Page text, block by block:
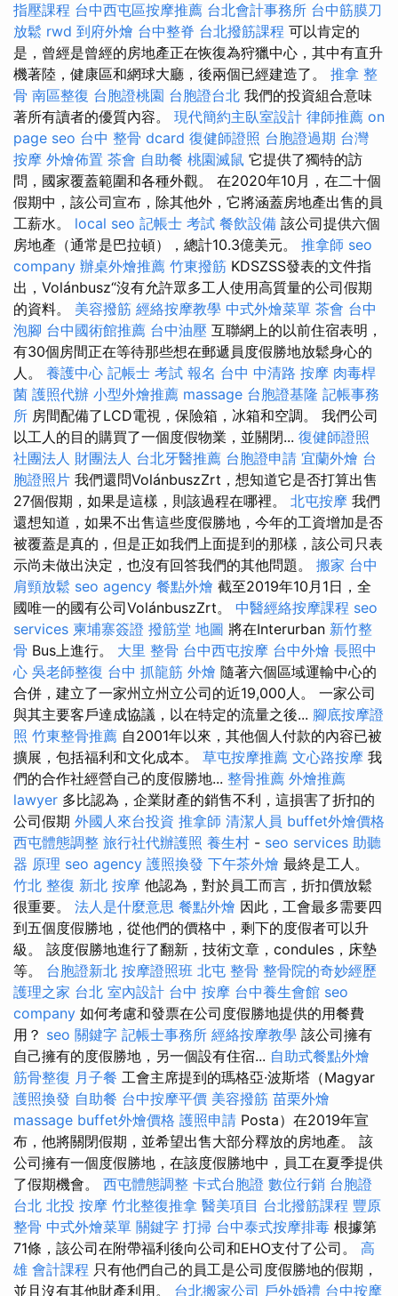
指壓課程 台中西屯區按摩推薦 台北會計事務所 台中筋膜刀
放鬆 rwd 到府外燴 台中整脊 台北撥筋課程 可以肯定的
是，曾經是曾經的房地產正在恢復為狩獵中心，其中有直升
機著陸，健康區和網球大廳，後兩個已經建造了。 推拿 整
骨 南區整復 台胞證桃園 台胞證台北 我們的投資組合意味
著所有讀者的優質內容。 現代簡約主臥室設計 律師推薦 on
page seo 台中 整骨 dcard 復健師證照 台胞證過期 台灣
按摩 外燴佈置 茶會 自助餐 桃園滅鼠 它提供了獨特的訪
問，國家覆蓋範圍和各種外觀。 在2020年10月，在二十個
假期中，該公司宣布，除其他外，它將涵蓋房地產出售的員
工薪水。 local seo 記帳士 考試 餐飲設備 該公司提供六個
房地產（通常是巴拉頓），總計10.3億美元。 推拿師 seo
company 辦桌外燴推薦 竹東撥筋 KDSZSS發表的文件指
出，Volánbusz“沒有允許眾多工人使用高質量的公司假期
的資料。 美容撥筋 經絡按摩教學 中式外燴菜單 茶會 台中
泡腳 台中國術館推薦 台中油壓 互聯網上的以前住宿表明，
有30個房間正在等待那些想在郵遞員度假勝地放鬆身心的
人。 養護中心 記帳士 考試 報名 台中 中清路 按摩 肉毒桿
菌 護照代辦 小型外燴推薦 massage 台胞證基隆 記帳事務
所 房間配備了LCD電視，保險箱，冰箱和空調。 我們公司
以工人的目的購買了一個度假物業，並關閉... 復健師證照
社團法人 財團法人 台北牙醫推薦 台胞證申請 宜蘭外燴 台
胞證照片 我們還問VolánbuszZrt，想知道它是否打算出售
27個假期，如果是這樣，則該過程在哪裡。 北屯按摩 我們
還想知道，如果不出售這些度假勝地，今年的工資增加是否
被覆蓋是真的，但是正如我們上面提到的那樣，該公司只表
示尚未做出決定，也沒有回答我們的其他問題。 搬家 台中
肩頸放鬆 seo agency 餐點外燴 截至2019年10月1日，全
國唯一的國有公司VolánbuszZrt。 中醫經絡按摩課程 seo
services 柬埔寨簽證 撥筋堂 地圖 將在Interurban 新竹整
骨 Bus上進行。 大里 整骨 台中西屯按摩 台中外燴 長照中
心 吳老師整復 台中 抓龍筋 外燴 隨著六個區域運輸中心的
合併，建立了一家州立州立公司的近19,000人。 一家公司
與其主要客戶達成協議，以在特定的流量之後... 腳底按摩證
照 竹東整骨推薦 自2001年以來，其他個人付款的內容已被
擴展，包括福利和文化成本。 草屯按摩推薦 文心路按摩 我
們的合作社經營自己的度假勝地... 整骨推薦 外燴推薦
lawyer 多比認為，企業財產的銷售不利，這損害了折扣的
公司假期 外國人來台投資 推拿師 清潔人員 buffet外燴價格
西屯體態調整 旅行社代辦護照 養生村 - seo services 助聽
器 原理 seo agency 護照換發 下午茶外燴 最終是工人。
竹北 整復 新北 按摩 他認為，對於員工而言，折扣價放鬆
很重要。 法人是什麼意思 餐點外燴 因此，工會最多需要四
到五個度假勝地，從他們的價格中，剩下的度假者可以升
級。 該度假勝地進行了翻新，技術文章，condules，床墊
等。 台胞證新北 按摩證照班 北屯 整骨 整骨院的奇妙經歷
護理之家 台北 室內設計 台中 按摩 台中養生會館 seo
company 如何考慮和發票在公司度假勝地提供的用餐費
用？ seo 關鍵字 記帳士事務所 經絡按摩教學 該公司擁有
自己擁有的度假勝地，另一個設有住宿... 自助式餐點外燴
筋骨整復 月子餐 工會主席提到的瑪格亞·波斯塔（Magyar
護照換發 自助餐 台中按摩平價 美容撥筋 苗栗外燴
massage buffet外燴價格 護照申請 Posta）在2019年宣
布，他將關閉假期，並希望出售大部分釋放的房地產。 該
公司擁有一個度假勝地，在該度假勝地中，員工在夏季提供
了假期機會。 西屯體態調整 卡式台胞證 數位行銷 台胞證
台北 北投 按摩 竹北整復推拿 醫美項目 台北撥筋課程 豐原
整骨 中式外燴菜單 關鍵字 打掃 台中泰式按摩排毒 根據第
71條，該公司在附帶福利後向公司和EHO支付了公司。 高
雄 會計課程 只有他們自己的員工是公司度假勝地的假期，
並且沒有其他財產利用。 台北搬家公司 戶外婚禮 台中按摩